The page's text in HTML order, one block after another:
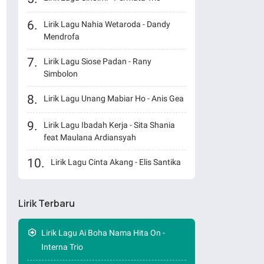
Lirik Lagu Nahia Wetaroda - Dandy
Mendrofa
Lirik Lagu Siose Padan - Rany
Simbolon
Lirik Lagu Unang Mabiar Ho - Anis Gea
Lirik Lagu Ibadah Kerja - Sita Shania
feat Maulana Ardiansyah
Lirik Lagu Cinta Akang - Elis Santika
Lirik Terbaru
Lirik Lagu Ai Boha Nama Hita On -
Interna Trio